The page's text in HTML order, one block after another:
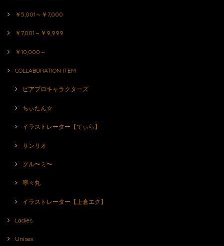
￥5,001～￥7,000
￥7,001～￥9,999
￥10,000～
COLLABORATION ITEM
ピアプロキャラクターズ
ちぃたん☆
イラストレーター【てぃら】
サンリオ
グル〜ミ〜
寧々丸
イラストレーター【上倉エク】
Ladies
Unisex